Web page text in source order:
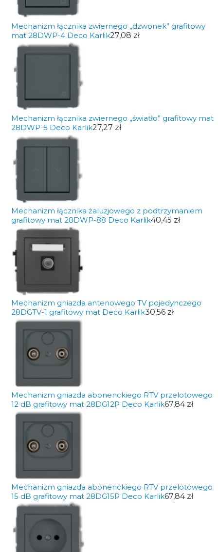
Mechanizm łącznika zwiernego „dzwonek” grafitowy
mat 28DWP-4 Deco Karlik27,08 zł
Mechanizm łącznika zwiernego „światło” grafitowy mat
28DWP-5 Deco Karlik27,27 zł
Mechanizm łącznika żaluzjowego z podtrzymaniem
grafitowy mat 28DWP-88 Deco Karlik40,45 zł
Mechanizm gniazda antenowego TV pojedynczego
28DGTV-1 grafitowy mat Deco Karlik30,56 zł
Mechanizm gniazda abonenckiego RTV przelotowego
12 dB grafitowy mat 28DG12P Deco Karlik67,84 zł
Mechanizm gniazda abonenckiego RTV przelotowego
15 dB grafitowy mat 28DG15P Deco Karlik67,84 zł